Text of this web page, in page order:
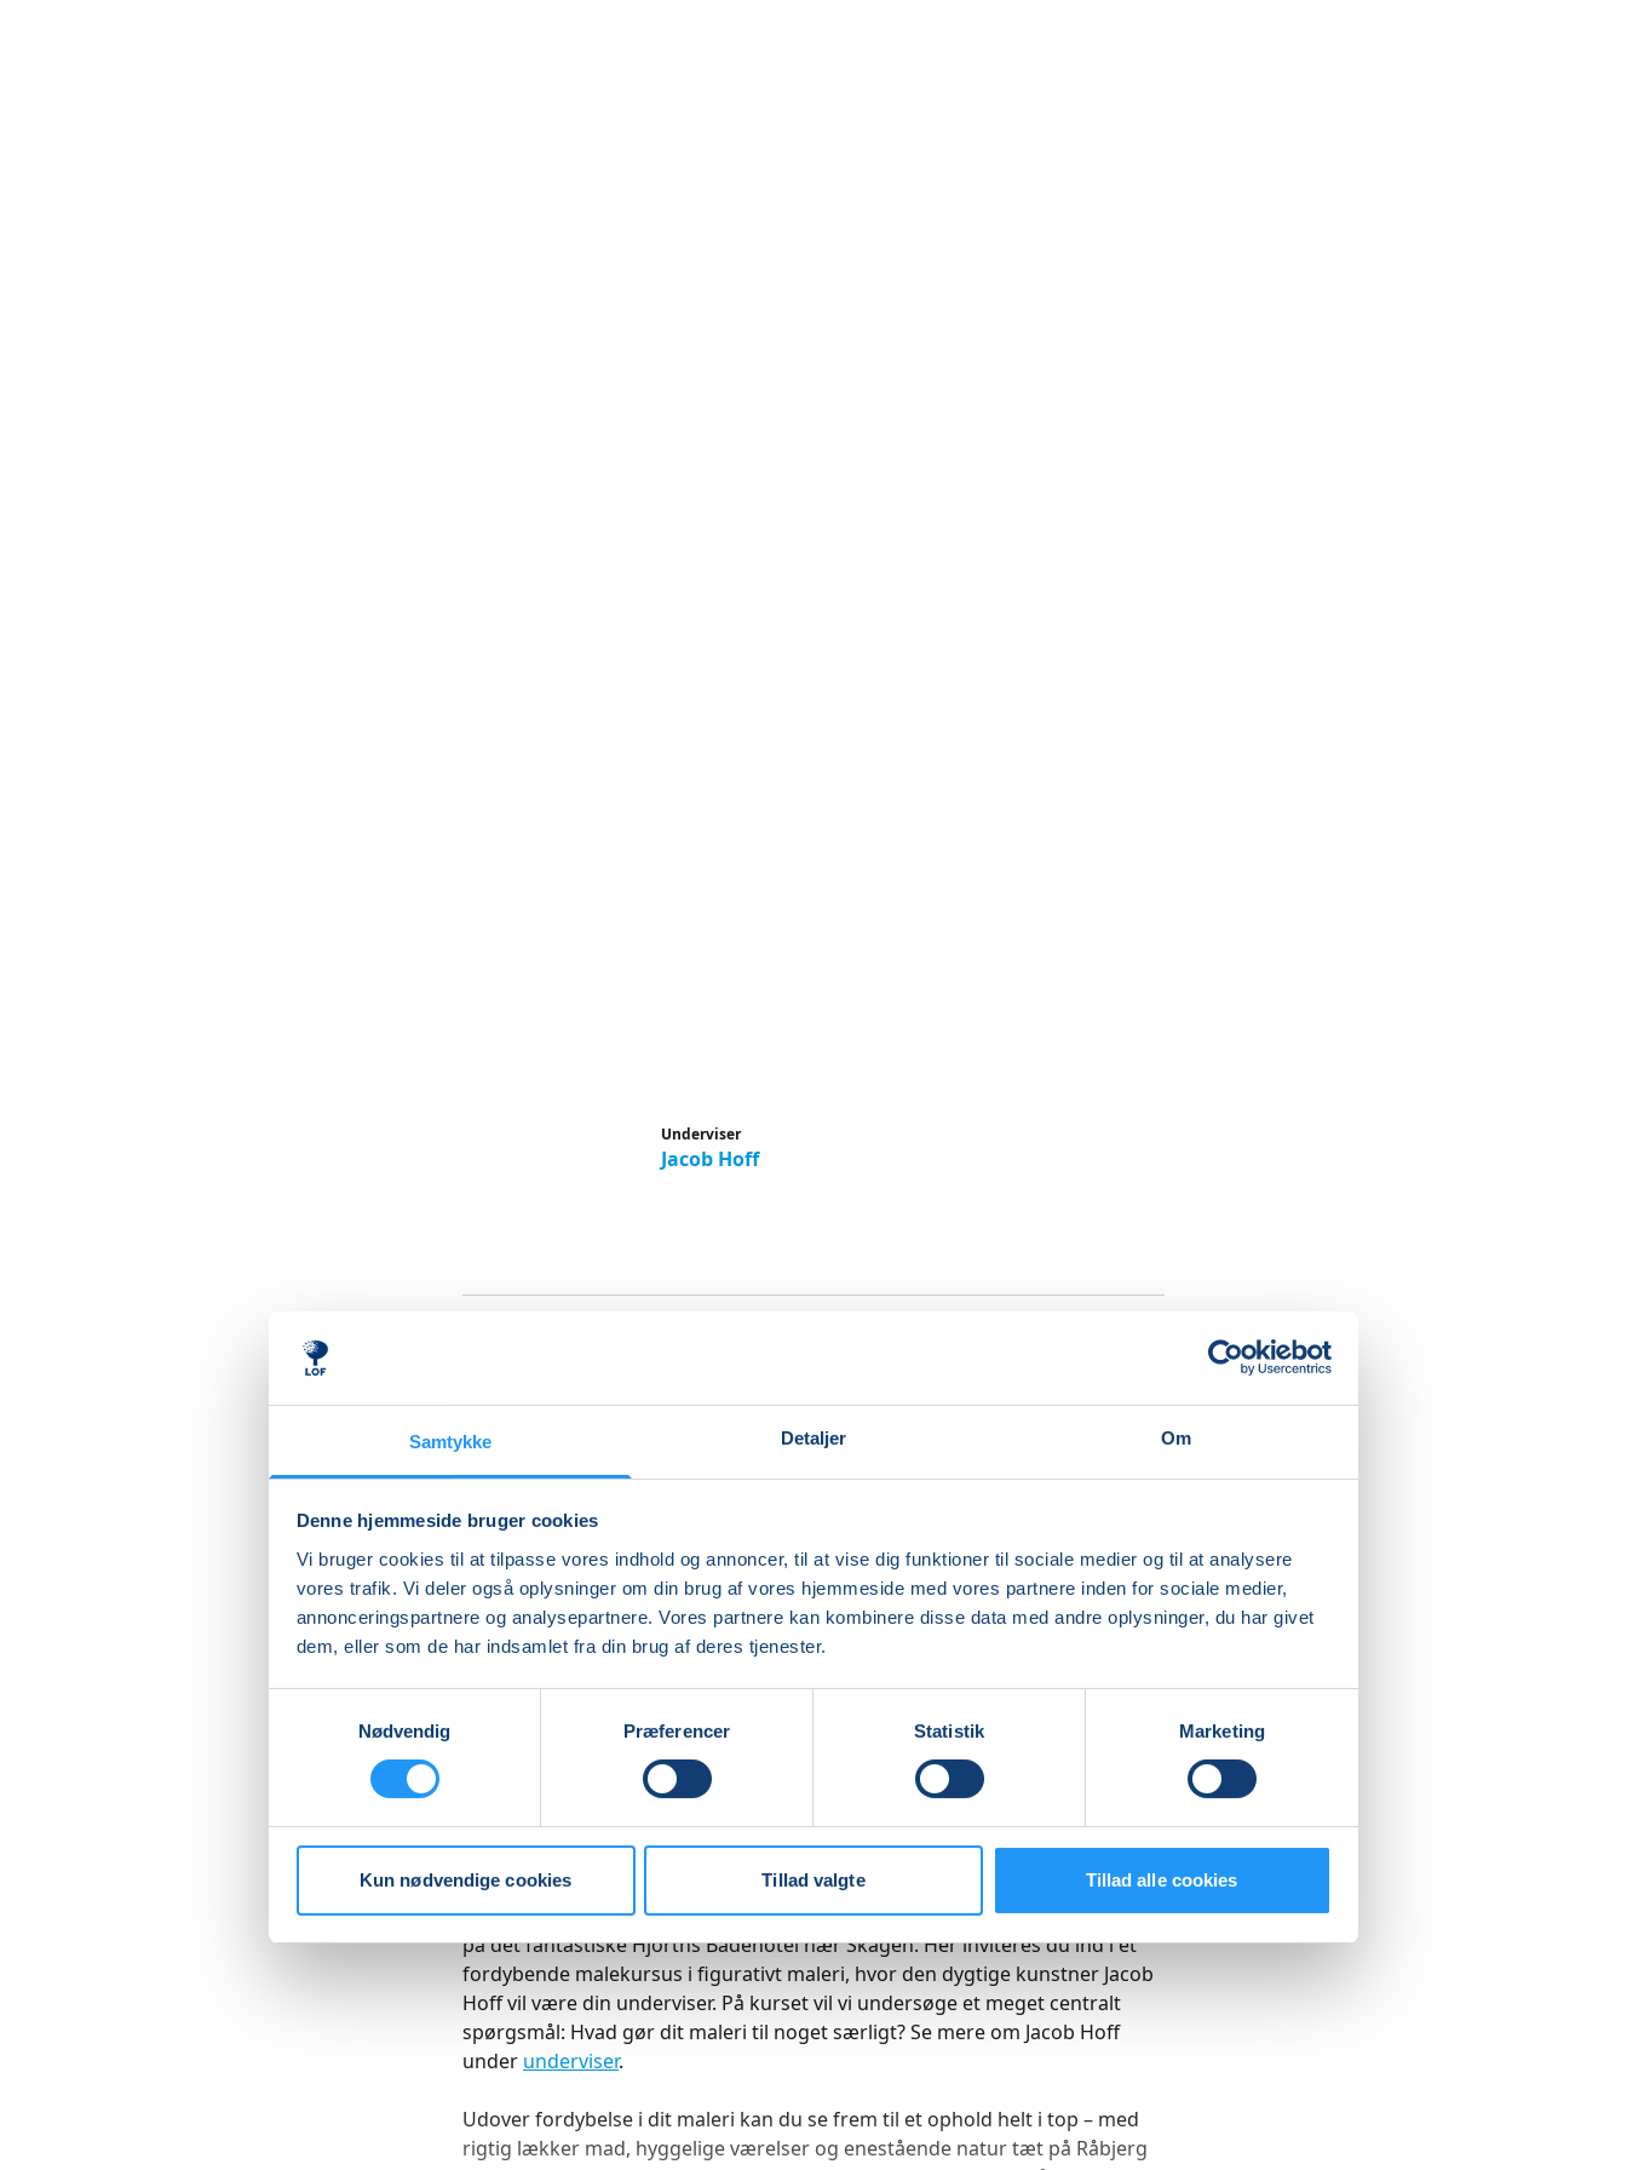
Samtykke Detaljer Om
Denne hjemmeside bruger cookies
Vi bruger cookies til at tilpasse vores indhold og annoncer, til at vise dig funktioner til sociale medier og til at analysere
vores trafik. Vi deler også oplysninger om din brug af vores hjemmeside med vores partnere inden for sociale medier,
annonceringspartnere og analysepartnere. Vores partnere kan kombinere disse data med andre oplysninger, du har givet
dem, eller som de har indsamlet fra din brug af deres tjenester.
Nødvendig
Præferencer Statistik Marketing
Kun nødvendige cookies Tillad valgte Tillad alle cookies
Underviser
Jacob Hoff
ved Skagen
Særligt tilbud: Malehøjskole på Hjorts Badehotel ved Skagen fra mandag
den 5. oktober til fredag den 9. oktober 2026.
Kom med på et eksklusivt kursus for dig som ønsker lidt ekstra forkælelse
for alle sanser, fordyb dig i dit maleri, gå en tur til Vesterhavet, få en
tur til Skagen og ikke mindst, nyd et fællesskab med de andre kunstnere.
Der er plads til 12 kursister på Malehøjskolen, på den måde skaber vi tid og
nærvær til hver enkelt. Der er mulighed for at tage en ledsager med for
egenbetaling. Se mere om dette længere ned.
Oplev et særligt højskoleophold i inspirerende og naturskønne omgivelser
på det fantastiske Hjorths Badehotel nær Skagen. Her inviteres du ind i et
fordybende malekursus i figurativt maleri, hvor den dygtige kunstner Jacob
Hoff vil være din underviser. På kurset vil vi undersøge et meget centralt
spørgsmål: Hvad gør dit maleri til noget særligt? Se mere om Jacob Hoff
under underviser.
Udover fordybelse i dit maleri kan du se frem til et ophold helt i top – med
rigtig lækker mad, hyggelige værelser og enestående natur tæt på Råbjerg